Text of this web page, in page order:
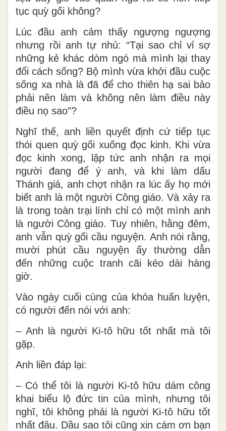
tục quỳ gối không?
Lúc đầu anh cảm thấy ngượng ngượng
nhưng rồi anh tự nhủ: “Tại sao chỉ vỉ sợ
những kẻ khác dòm ngó mà mình lại thay
đổi cách sống? Bộ mình vừa khởi đầu cuộc
sống xa nhà là đã để cho thiên hạ sai bảo
phải nên làm và không nên làm điều này
điều nọ sao”?
Nghĩ thế, anh liền quyết định cứ tiếp tục
thói quen quỳ gối xuống đọc kinh. Khi vừa
đọc kinh xong, lập tức anh nhận ra mọi
người đang để ý anh, và khi làm dấu
Thánh giá, anh chợt nhận ra lúc ấy họ mới
biết anh là một người Công giáo. Và xảy ra
là trong toàn trại lính chỉ có một mình anh
là người Công giáo. Tuy nhiên, hằng đêm,
anh vẫn quỳ gối cầu nguyện. Anh nói rằng,
mười phút cầu nguyện ấy thường dẫn
đến những cuộc tranh cãi kéo dài hàng
giờ.
Vào ngày cuối cùng của khóa huấn luyện,
có người đến nói với anh:
– Anh là người Ki-tô hữu tốt nhất mà tôi
gặp.
Anh liền đáp lại:
– Có thể tôi là người Ki-tô hữu dám công
khai biểu lộ đức tin của mình, nhưng tôi
nghĩ, tôi không phải là người Ki-tô hữu tốt
nhất đâu. Dầu sao tôi cũng xin cám ơn bạn